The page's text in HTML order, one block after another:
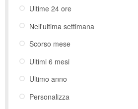
Ultime 24 ore
Nell'ultima settimana
Scorso mese
Ultimi 6 mesi
Ultimo anno
Personalizza